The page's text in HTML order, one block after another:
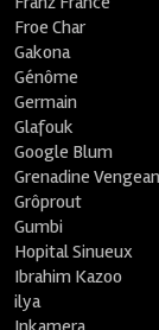
Froe Char
Gakona
Génôme
Germain
Glafouk
Google Blum
Grenadine
Grôprout
Gumbi
Hopital Sinueux
Ibrahim Kazoo
ilya